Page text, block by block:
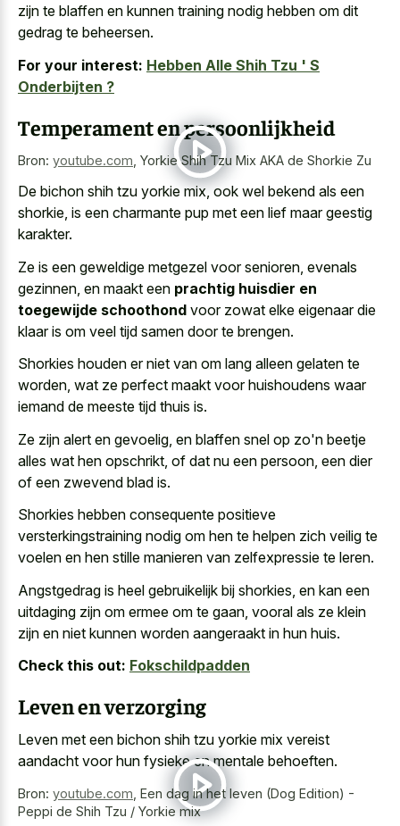
zijn te blaffen en kunnen training nodig hebben om dit
gedrag te beheersen.
For your interest: Hebben Alle Shih Tzu ' S
Onderbijten ?
Temperament en persoonlijkheid
Bron: youtube.com Yorkie Shih Tzu Mix AKA de Shorkie Zu
De bichon shih tzu yorkie mix, ook wel bekend als een
shorkie, is een charmante pup met een lief maar geestig
karakter.
Ze is een geweldige metgezel voor senioren, evenals
gezinnen, en maakt een prachtig huisdier en
toegewijde schoothond voor zowat elke eigenaar die
klaar is om veel tijd samen door te brengen.
Shorkies houden er niet van om lang alleen gelaten te
worden, wat ze perfect maakt voor huishoudens waar
iemand de meeste tijd thuis is.
Ze zijn alert en gevoelig, en blaffen snel op zo'n beetje
alles wat hen opschrikt, of dat nu een persoon, een dier
of een zwevend blad is.
Shorkies hebben consequente positieve
versterkingstraining nodig om hen te helpen zich veilig te
voelen en hen stille manieren van zelfexpressie te leren.
Angstgedrag is heel gebruikelijk bij shorkies, en kan een
uitdaging zijn om ermee om te gaan, vooral als ze klein
zijn en niet kunnen worden aangeraakt in hun huis.
Check this out: Fokschildpadden
Leven en verzorging
Leven met een bichon shih tzu yorkie mix vereist
aandacht voor hun fysieke en mentale behoeften.
Bron: youtube.com Een dag in het leven (Dog Edition) -
Peppi de Shih Tzu / Yorkie mix